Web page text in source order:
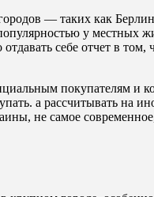
— таких как
у местных
себе отчет в том,
покупателям и
а рассчитывать на
не самое